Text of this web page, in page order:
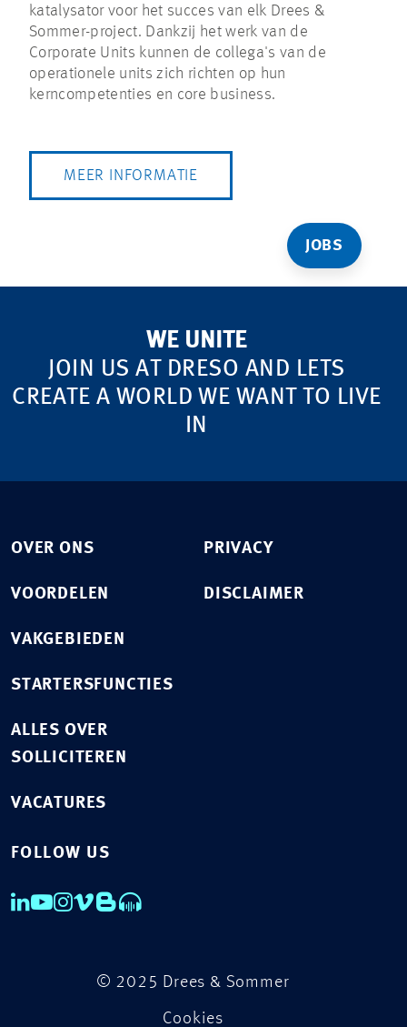
JOBS
katalysator voor het succes van elk Drees &
Sommer-project. Dankzij het werk van de
Corporate Units kunnen de collega's van de
operationele units zich richten op hun
kerncompetenties en core business.
MEER INFORMATIE
WE UNITE
JOIN US AT DRESO AND LETS
CREATE A WORLD WE WANT TO LIVE
IN
OVER ONS
VOORDELEN
VAKGEBIEDEN
STARTERSFUNCTIES
ALLES OVER
SOLLICITEREN
VACATURES
PRIVACY
DISCLAIMER
FOLLOW US
© 2025 Drees & Sommer
Cookies